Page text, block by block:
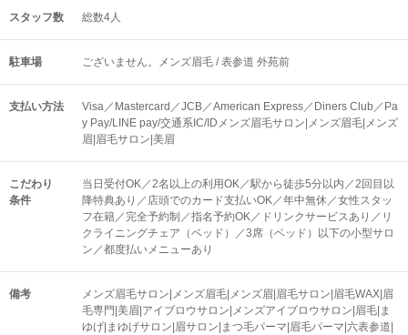
スタッフ数 総数4人
駐車場 ございません。メンズ眉毛 / 表参道 外苑前
支払い方法
Visa／Mastercard／JCB／American Express／Diners Club／Pa
y Pay/LINE pay/交通系IC/IDメンズ眉毛サロン|メンズ眉毛|メンズ
眉|眉毛サロン|美眉
こだわり
条件
当日受付OK／2名以上の利用OK／駅から徒歩5分以内／2回目以
降特典あり／店頭でのカード支払いOK／年中無休／女性スタッ
フ在籍／完全予約制／指名予約OK／ドリンクサービスあり／リ
クライニングチェア（ベッド）／3席（ベッド）以下の小型サロ
ン／都度払いメニューあり
備考
メンズ眉毛サロン|メンズ眉毛|メンズ眉|眉毛サロン|眉毛WAX|眉
毛専門|美眉|アイブロウサロン|メンズアイブロウサロン|眉毛|ま
ゆげ|まゆげサロン|眉サロン|まつ毛パーマ|眉毛パーマ|六表参道|